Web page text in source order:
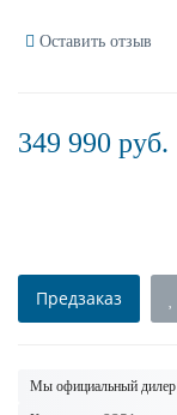
Оставить отзыв
349 990 руб.
Предзаказ
Мы официальный дилер